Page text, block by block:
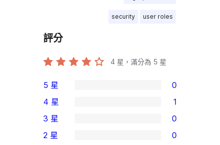
security user roles
評分
4 星，滿分為 5 星
個
5
星
5 星 0
個
4
4 星 1
個
3 星 0
2 星 0